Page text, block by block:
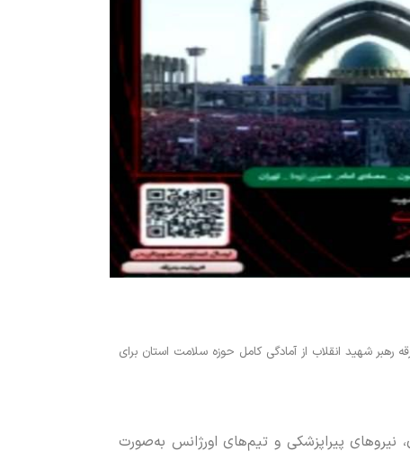
رهبر شهید انقلاب از آمادگی کامل حوزه سلامت استان برای
متخصصان، کادر پرستاری، نیرو‌های پیراپزشکی و تیم‌های اورژانس به‌صورت